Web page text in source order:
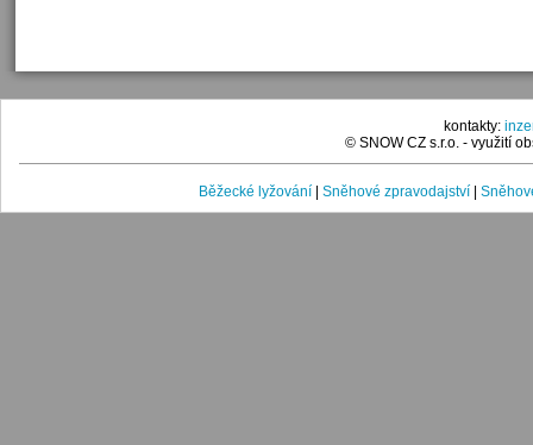
kontakty:
© SNOW CZ s.r.o. - využití
Běžecké lyžování Sněhové zpravodajství